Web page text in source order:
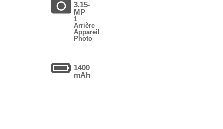
3.15-
MP
1
Arrière
Appareil
Photo
1400
mAh